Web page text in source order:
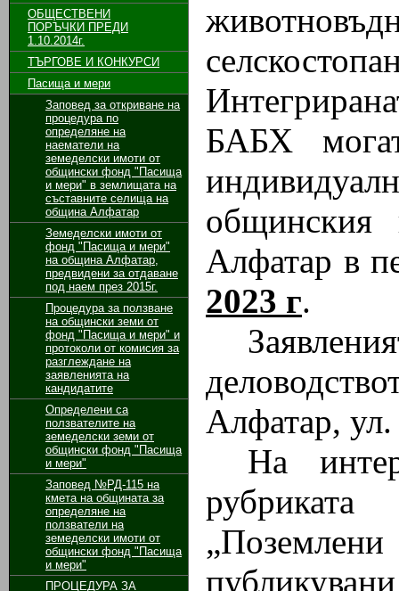
ОБЩЕСТВЕНИ
ПОРЪЧКИ ПРЕДИ
1.10.2014г.
ТЪРГОВЕ И КОНКУРСИ
Пасища и мери
Заповед за откриване на
процедура по
определяне на
наематели на
земеделски имоти от
общински фонд "Пасища
и мери" в землищата на
съставните селища на
община Алфатар
Земеделски имоти от
фонд "Пасища и мери"
на община Алфатар,
предвидени за отдаване
под наем през 2015г.
Процедура за ползване
на общински земи от
фонд "Пасища и мери" и
протоколи от комисия за
разглеждане на
заявленията на
кандидатите
Определени са
ползвателите на
земеделски земи от
общински фонд "Пасища
и мери"
Заповед №РД-115 на
кмета на общината за
определяне на
ползватели на
земеделски имоти от
общински фонд "Пасища
и мери"
ПРОЦЕДУРА ЗА
БАБХ
Алфатар в
2023 г.
Алфатар,
На